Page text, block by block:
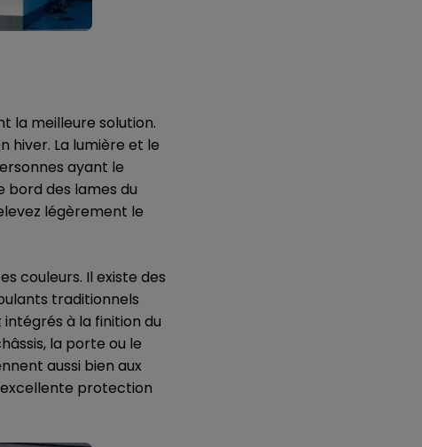
la meilleure solution.
hiver. La lumière et le
ayant le
bord des lames du
légèrement le
couleurs. Il existe des
traditionnels
intégrés à la finition du
la porte ou le
aussi bien aux
protection